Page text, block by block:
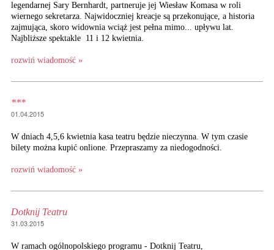
legendarnej Sary Bernhardt, partneruje jej Wiesław Komasa w roli
wiernego sekretarza. Najwidoczniej kreacje są przekonujące, a historia
zajmująca, skoro widownia wciąż jest pełna mimo... upływu lat.
Najbliższe spektakle 11 i 12 kwietnia.
rozwiń wiadomość »
***
01.04.2015
W dniach 4,5,6 kwietnia kasa teatru będzie nieczynna. W tym czasie
bilety można kupić onlione. Przepraszamy za niedogodności.
rozwiń wiadomość »
Dotknij Teatru
31.03.2015
W ramach ogólnopolskiego programu - Dotknij Teatru,